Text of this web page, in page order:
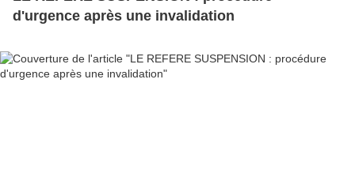
d'urgence après une invalidation